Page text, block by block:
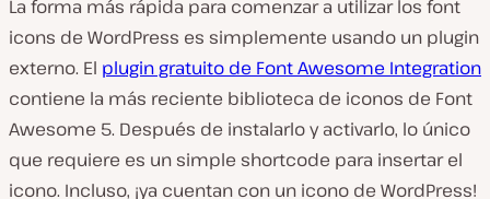
La forma más rápida para comenzar a utilizar los font
icons de WordPress es simplemente usando un plugin
externo. El plugin gratuito de Font Awesome Integration
contiene la más reciente biblioteca de iconos de Font
Awesome 5. Después de instalarlo y activarlo, lo único
que requiere es un simple shortcode para insertar el
icono. Incluso, ¡ya cuentan con un icono de WordPress!